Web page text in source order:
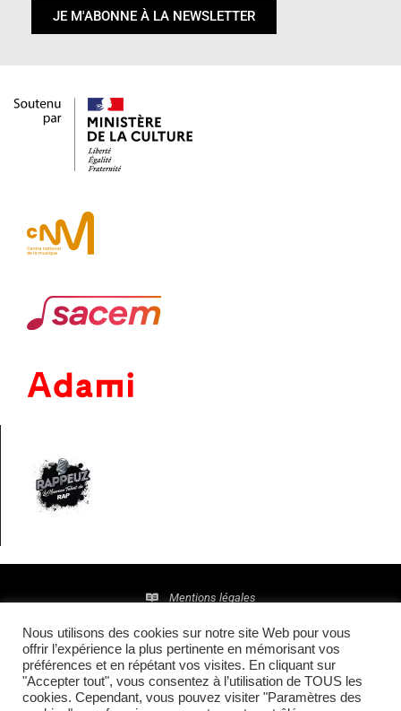
JE M'ABONNE À LA NEWSLETTER
Mentions légales
Politique de confidentialité
© 2016 • Site maintenu et mis à jour parTI(E)GER
COMMUNICATION
Nous utilisons des cookies sur notre site Web pour vous
offrir l’expérience la plus pertinente en mémorisant vos
préférences et en répétant vos visites. En cliquant sur
"Accepter tout", vous consentez à l’utilisation de TOUS les
cookies. Cependant, vous pouvez visiter "Paramètres des